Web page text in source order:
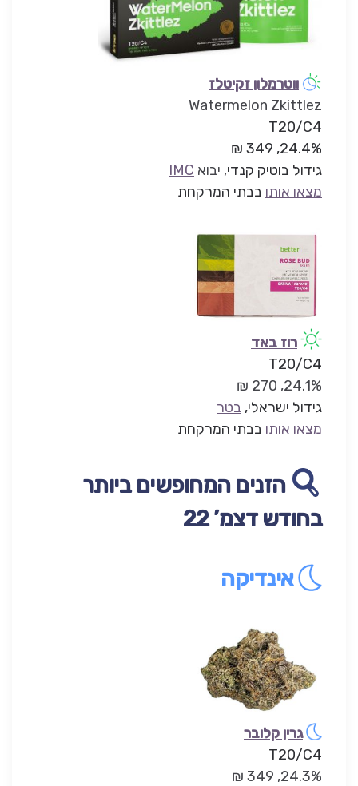
ווטרמלון זקיטלז
Watermelon Zkittlez
T20/C4
24.4%, 349 ₪
גידול בוטיק קנדי, יבוא IMC
מצאו אותו בבתי המרקחת
רוז באד
T20/C4
24.1%, 270 ₪
גידול ישראלי, בטר
מצאו אותו בבתי המרקחת
הזנים המחופשים ביותר
בחודש דצמ’ 22
אינדיקה
גרין קלובר
T20/C4
24.3%, 349 ₪